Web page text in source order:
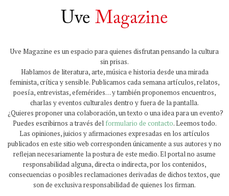
Uve Magazine es un espacio para quienes disfrutan pensando la cultura
sin prisas.
Hablamos de literatura, arte, música e historia desde una mirada
feminista, crítica y sensible. Publicamos cada semana artículos, relatos,
poesía, entrevistas, efemérides… y también proponemos encuentros,
charlas y eventos culturales dentro y fuera de la pantalla.
¿Quieres proponer una colaboración, un texto o una idea para un evento?
Puedes escribirnos a través del formulario de contacto. Leemos todo.
Las opiniones, juicios y afirmaciones expresadas en los artículos
publicados en este sitio web corresponden únicamente a sus autores y no
reflejan necesariamente la postura de este medio. El portal no asume
responsabilidad alguna, directa o indirecta, por los contenidos,
consecuencias o posibles reclamaciones derivadas de dichos textos, que
son de exclusiva responsabilidad de quienes los firman.